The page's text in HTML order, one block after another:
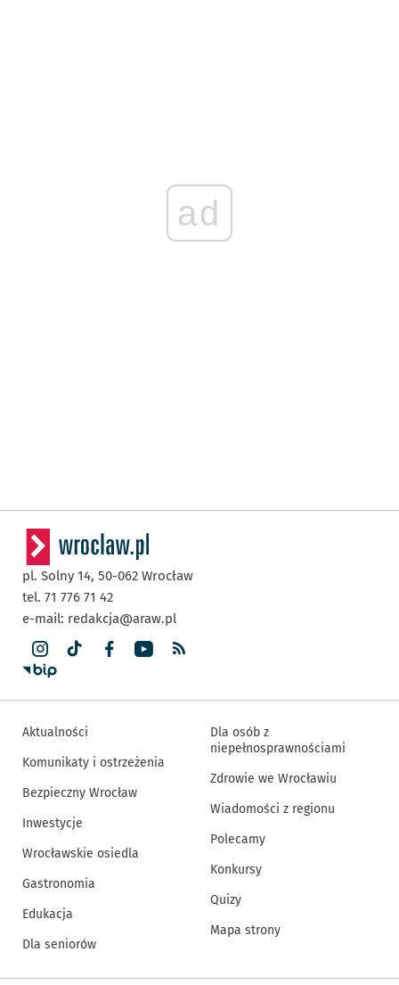
ad
pl. Solny 14, 50-062 Wrocław
tel. 71 776 71 42
e-mail: redakcja@araw.pl
Aktualności
Komunikaty i ostrzeżenia
Bezpieczny Wrocław
Inwestycje
Wrocławskie osiedla
Gastronomia
Edukacja
Dla seniorów
Dla osób z
niepełnosprawnościami
Zdrowie we Wrocławiu
Wiadomości z regionu
Polecamy
Konkursy
Quizy
Mapa strony